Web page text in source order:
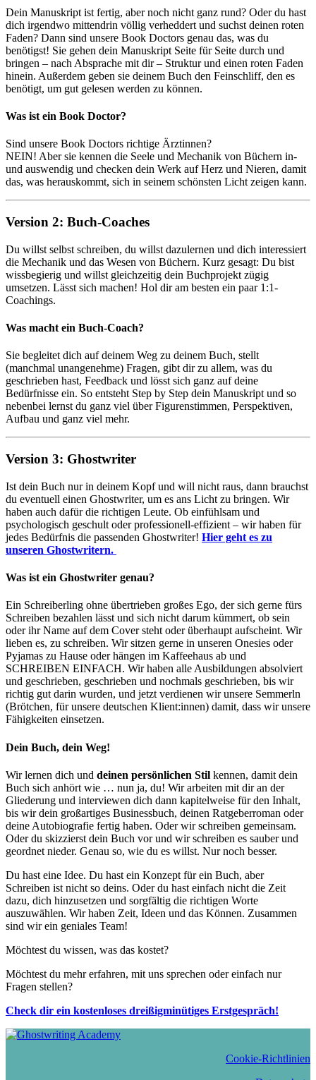
Dein Manuskript ist fertig, aber noch nicht ganz rund? Oder du hast
dich irgendwo mittendrin völlig verheddert und suchst deinen roten
Faden? Dann sind unsere Book Doctors genau das, was du
benötigst! Sie gehen dein Manuskript Seite für Seite durch und
bringen – nach Absprache mit dir – Struktur und einen roten Faden
hinein. Außerdem geben sie deinem Buch den Feinschliff, den es
benötigt, um gut gelesen werden zu können.
Was ist ein Book Doctor?
Sind unsere Book Doctors richtige Ärztinnen?
NEIN! Aber sie kennen die Seele und Mechanik von Büchern in-
und auswendig und checken dein Werk auf Herz und Nieren, damit
das, was herauskommt, sich in seinem schönsten Licht zeigen kann.
Version 2: Buch-Coaches
Du willst selbst schreiben, du willst dazulernen und dich interessiert
die Mechanik und das Wesen von Büchern. Kurz gesagt: Du bist
wissbegierig und willst gleichzeitig dein Buchprojekt zügig
umsetzen. Lässt sich machen! Hol dir am besten ein paar 1:1-
Coachings.
Was macht ein Buch-Coach?
Sie begleitet dich auf deinem Weg zu deinem Buch, stellt
(manchmal unangenehme) Fragen, gibt dir zu allem, was du
geschrieben hast, Feedback und lösst sich ganz auf deine
Bedürfnisse ein. So entsteht Step by Step dein Manuskript und so
nebenbei lernst du ganz viel über Figurenstimmen, Perspektiven,
Aufbau und ganz viel mehr.
Version 3: Ghostwriter
Ist dein Buch nur in deinem Kopf und will nicht raus, dann brauchst
du eventuell einen Ghostwriter, um es ans Licht zu bringen. Wir
haben auch dafür die richtigen Leute. Ob einfühlsam und
psychologisch geschult oder professionell-effizient – wir haben für
jedes Bedürfnis die passenden Ghostwriter! Hier geht es zu
unseren Ghostwritern.
Was ist ein Ghostwriter genau?
Ein Schreiberling ohne übertrieben großes Ego, der sich gerne fürs
Schreiben bezahlen lässt und sich nicht darum kümmert, ob sein
oder ihr Name auf dem Cover steht oder überhaupt aufscheint. Wir
lieben es, zu schreiben. Wir sitzen gerne in unseren Onesies oder
Pyjamas zu Hause oder hängen im Kaffeehaus ab und
SCHREIBEN EINFACH. Wir haben alle Ausbildungen absolviert
und geschrieben, geschrieben und nochmals geschrieben, bis wir
richtig gut darin wurden, und jetzt verdienen wir unsere Semmerln
(Brötchen, für unsere deutschen Klient:innen) damit, dass wir unsere
Fähigkeiten einsetzen.
Dein Buch, dein Weg!
Wir lernen dich und deinen persönlichen Stil kennen, damit dein
Buch sich anhört wie … nun ja, du! Wir arbeiten mit dir an der
Gliederung und interviewen dich dann kapitelweise für den Inhalt,
bis wir dein großartiges Businessbuch, deinen Ratgeberroman oder
deine Autobiografie fertig haben. Oder wir schreiben gemeinsam.
Oder du skizzierst dein Buch vor und wir schreiben es sauber und
geordnet nieder. Genau so, wie du es willst. Nur noch besser.
Du hast eine Idee. Du hast ein Konzept für ein Buch, aber
Schreiben ist nicht so deins. Oder du hast einfach nicht die Zeit
dazu, dich hinzusetzen und sorgfältig die richtigen Worte
auszuwählen. Wir haben Zeit, Ideen und das Können. Zusammen
sind wir ein geniales Team!
Möchtest du wissen, was das kostet?
Möchtest du mehr erfahren, mit uns sprechen oder einfach nur
Fragen stellen?
Check dir ein kostenloses dreißigminütiges Erstgespräch!
Cookie-Richtlinien